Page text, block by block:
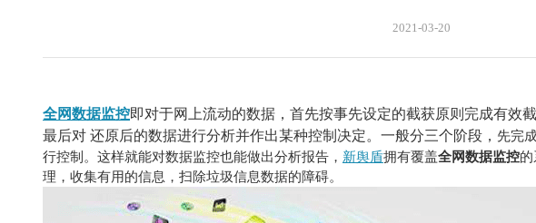
2021-03-20
全网数据监控即对于网上流动的数据，首先按事先设定的截获原则完成有效
最后对 还原后的数据进行分析并作出某种控制决定。一般分三个阶段， 先完
行控制。这样就能对数据监控也能做出分析报告， 新舆盾拥有覆盖全网数据监控
理，收集有用的信息，扫除垃圾信息数据的障碍。